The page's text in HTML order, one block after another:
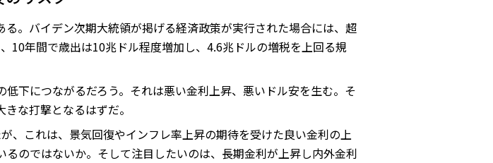
。バイデン次期大統領が掲げる経済政策が実行された場合には、超
10年間で歳出は10兆ドル程度増加し、4.6兆ドルの増税を上回る規
下につながるだろう。それは悪い金利上昇、悪いドル安を生む。そ
な打撃となるはずだ。
、これは、景気回復やインフレ率上昇の期待を受けた良い金利の上
のではないか。そして注目したいのは、長期金利が上昇し内外金利